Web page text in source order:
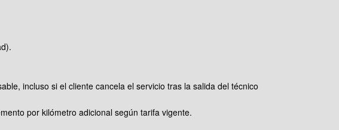
incluso si el cliente cancela el servicio tras la salida del técnico
por kilómetro adicional según tarifa vigente.